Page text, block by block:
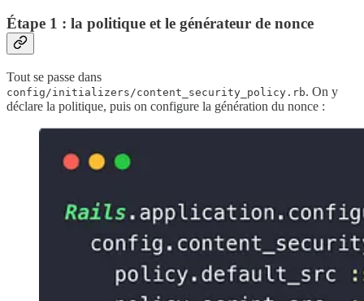
Étape 1 : la politique et le générateur de nonce
Tout se passe dans
config/initializers/content_security_policy.rb. On y
déclare la politique, puis on configure la génération du nonce :